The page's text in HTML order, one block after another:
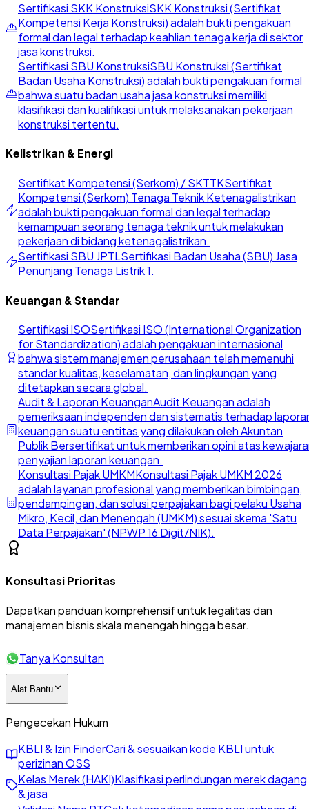
Sertifikasi SKK KonstruksiSKK Konstruksi (Sertifikat
Kompetensi Kerja Konstruksi) adalah bukti pengakuan
formal dan legal terhadap keahlian tenaga kerja di sektor
jasa konstruksi.
Sertifikasi SBU KonstruksiSBU Konstruksi (Sertifikat
Badan Usaha Konstruksi) adalah bukti pengakuan formal
bahwa suatu badan usaha jasa konstruksi memiliki
klasifikasi dan kualifikasi untuk melaksanakan pekerjaan
konstruksi tertentu.
Kelistrikan & Energi
Sertifikat Kompetensi (Serkom) / SKTTKSertifikat
Kompetensi (Serkom) Tenaga Teknik Ketenagalistrikan
adalah bukti pengakuan formal dan legal terhadap
kemampuan seorang tenaga teknik untuk melakukan
pekerjaan di bidang ketenagalistrikan.
Sertifikasi SBU JPTLSertifikasi Badan Usaha (SBU) Jasa
Penunjang Tenaga Listrik 1.
Keuangan & Standar
Sertifikasi ISOSertifikasi ISO (International Organization
for Standardization) adalah pengakuan internasional
bahwa sistem manajemen perusahaan telah memenuhi
standar kualitas, keselamatan, dan lingkungan yang
ditetapkan secara global.
Audit & Laporan KeuanganAudit Keuangan adalah
pemeriksaan independen dan sistematis terhadap
keuangan suatu entitas yang dilakukan oleh Akuntan
Publik Bersertifikat untuk memberikan opini atas
penyajian laporan keuangan.
Konsultasi Pajak UMKMKonsultasi Pajak UMKM 2026
adalah layanan profesional yang memberikan bimbingan,
pendampingan, dan solusi perpajakan bagi pelaku Usaha
Mikro, Kecil, dan Menengah (UMKM) sesuai skema 'Satu
Data Perpajakan' (NPWP 16 Digit/NIK).
Konsultasi Prioritas
Dapatkan panduan komprehensif untuk legalitas dan
manajemen bisnis skala menengah hingga besar.
Tanya Konsultan
Alat Bantu
Pengecekan Hukum
KBLI & Izin FinderCari & sesuaikan kode KBLI untuk
perizinan OSS
Kelas Merek (HAKI)Klasifikasi perlindungan merek dagang
& jasa